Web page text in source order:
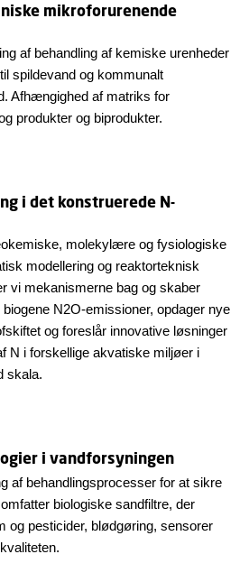
mikroforurenende
af behandling af kemiske urenheder
spildevand og kommunalt
Afhængighed af matriks for
produkter og biprodukter.
i det konstruerede N-
molekylære og fysiologiske
modellering og reaktorteknisk
vi mekanismerne bag og skaber
N2O-emissioner, opdager nye
og foreslår innovative løsninger
N i forskellige akvatiske miljøer i
skala.
i vandforsyningen
af behandlingsprocesser for at sikre
biologiske sandfiltre, der
og pesticider, blødgøring, sensorer